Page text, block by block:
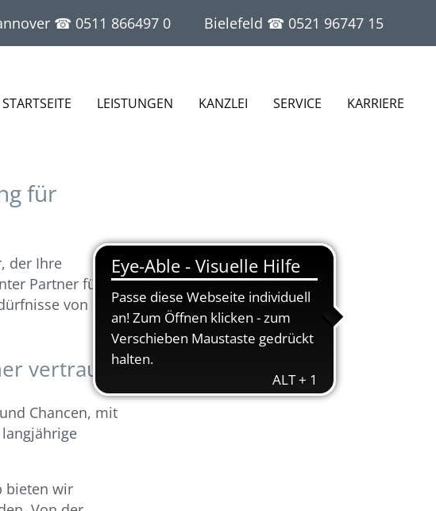
☎ 0511 866497 0 Bielefeld ☎ 0521 96747 15
STARTSEITE LEISTUNGEN KANZLEI SERVICE KARRIERE
für
der Ihre
Partner für
von
vertrauen?
Chancen, mit
bieten wir